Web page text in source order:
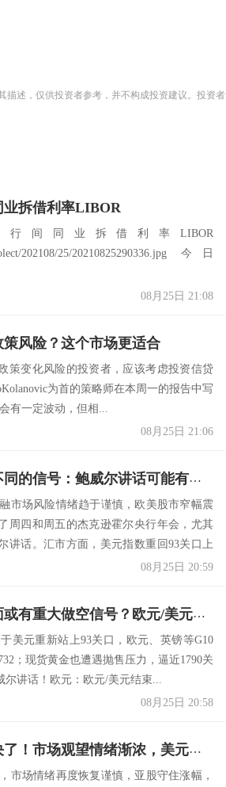
描述，仅供投资者参考，并不构成投资建议。投资者
业拆借利率LIBOR
间同业拆借利率LIBOR
202108/25/20210825290336.jpg 今日
08月25日 21:08
风险？这个市场更适合
策变化风险的投资者，应该考虑投资信贷
为首的策略师在本周一的报告中写
有一定波动，但相...
08月25日 21:06
市场提前嗅到了什么不同的信号：鲍威尔讲话可能有意外？美元再度冲破93、黄金跌至1790……
市场风险情绪趋于谨慎，欧美股市窄幅震
周四和周五的杰克逊霍尔央行年会，尤其
讲话。汇市方面，美元指数重回93关口上
08月25日 20:59
黄金跌至1790：技术面或有重大做空信号？欧元/美元、英镑/美元、美元/日元、美元指数、现货黄金技术走势前瞻
美元重新站上93关口，欧元、英镑等G10
；现货黄金也遭遇抛售压力，逼近1790关
尔讲话！欧元：欧元/美元结束...
08月25日 20:58
决策分析：又犹豫不决了！市场观望情绪渐浓，美元坚挺重返93，黄金承压试探1790
市场情绪再度恢复谨慎，亚股守住涨幅，